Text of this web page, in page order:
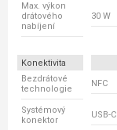
Max. výkon
drátového
nabíjení
30 W
Konektivita
Bezdrátové
technologie
NFC
Systémový
konektor
USB-C